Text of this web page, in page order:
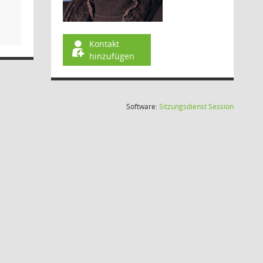
Kontakt
hinzufügen
Software:SitzungsdienstSession(Wird in